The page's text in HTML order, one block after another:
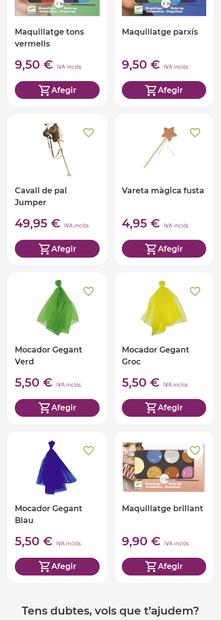
Maquillatge tons
vermells
9,50 € IVA inclòs
Afegir
Maquillatge parxís
9,50 € IVA inclòs
Afegir
Cavall de pal
Jumper
49,95 € IVA inclòs
Afegir
Vareta màgica fusta
4,95 € IVA inclòs
Afegir
Mocador Gegant
Verd
5,50 € IVA inclòs
Afegir
Mocador Gegant
Groc
5,50 € IVA inclòs
Afegir
Mocador Gegant
Blau
5,50 € IVA inclòs
Afegir
Maquillatge brillant
9,90 € IVA inclòs
Afegir
Tens dubtes, vols que t’ajudem?